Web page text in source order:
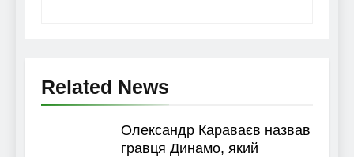
Related News
Олександр Караваєв назвав
гравця Динамо, який